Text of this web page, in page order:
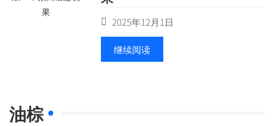
2025年12月1日
继续阅读
油棕